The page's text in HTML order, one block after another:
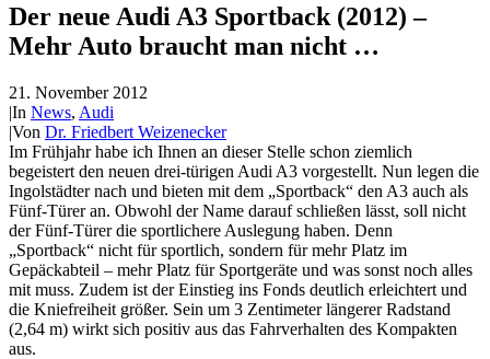
Der neue Audi A3 Sportback (2012) –
Mehr Auto braucht man nicht …
21. November 2012
|In News, Audi
|Von Dr. Friedbert Weizenecker
Im Frühjahr habe ich Ihnen an dieser Stelle schon ziemlich
begeistert den neuen drei-türigen Audi A3 vorgestellt. Nun legen die
Ingolstädter nach und bieten mit dem „Sportback“ den A3 auch als
Fünf-Türer an. Obwohl der Name darauf schließen lässt, soll nicht
der Fünf-Türer die sportlichere Auslegung haben. Denn
„Sportback“ nicht für sportlich, sondern für mehr Platz im
Gepäckabteil – mehr Platz für Sportgeräte und was sonst noch alles
mit muss. Zudem ist der Einstieg ins Fonds deutlich erleichtert und
die Kniefreiheit größer. Sein um 3 Zentimeter längerer Radstand
(2,64 m) wirkt sich positiv aus das Fahrverhalten des Kompakten
aus.